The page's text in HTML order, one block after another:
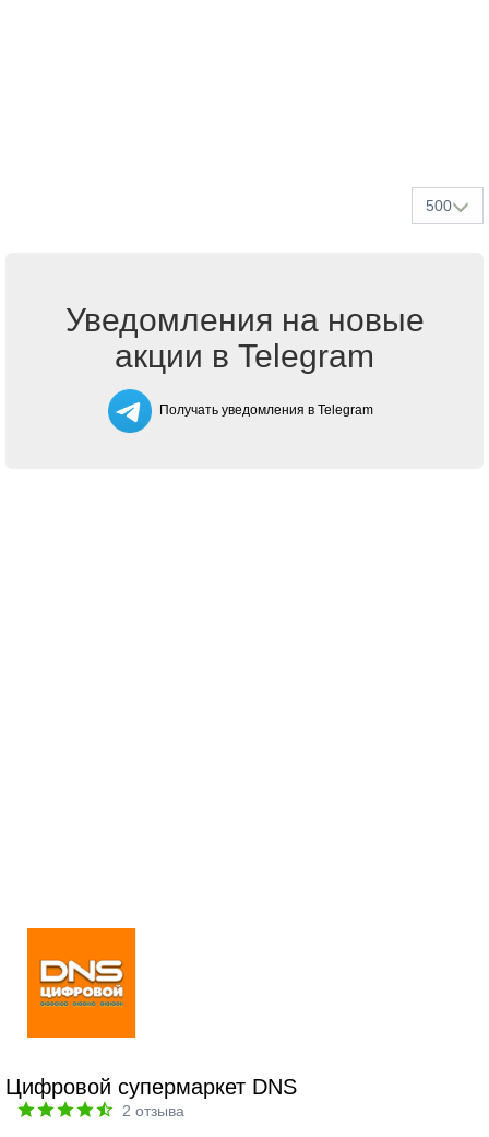
500
Уведомления на новые
акции в Telegram
Получать уведомления в Telegram
Цифровой супермаркет DNS
2 отзыва